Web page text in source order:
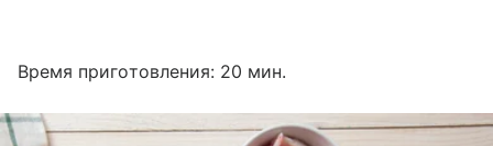
Время приготовления: 20 мин.